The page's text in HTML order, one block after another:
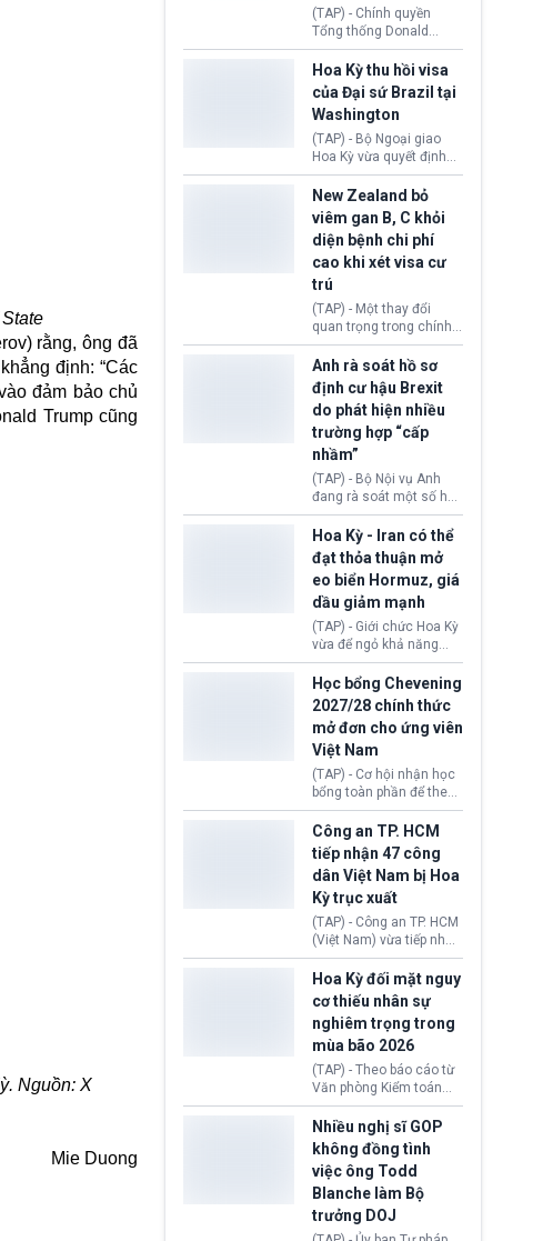
rằng, ông đã
định: “Các
đảm bảo chủ
Trump cũng
Nguồn: X
Mie Duong
(TAP) - Chính quyền
Tổng thống Donald
Trump đã hoàn trả
khoảng 100 tỷ USD thuế
quan từng thu theo Đạo
luật Quyền hạn Kinh tế
Khẩn cấp Quốc tế
(IEEPA). Động thái này
diễn ra sau phán quyết
hồi tháng 2 bởi Tòa án
Tối cao Hoa Kỳ
(SCOTUS) khi tuyên bố,
việc áp thuế diện rộng là
hoàn toàn bất hợp pháp.
Hoa Kỳ thu hồi visa
của Đại sứ Brazil tại
Washington
(TAP) - Bộ Ngoại giao
Hoa Kỳ vừa quyết định
thu hồi thị thực (visa)
của bà Maria Luiza
Ribeiro Viotti - Đại sứ
Brazil tại Washington.
Động thái trên diễn ra
trong bối cảnh tranh
chấp ngoại giao giữa
chính quyền Tổng thống
Donald Trump và chính
phủ cánh tả Tổng thống
da Silva đang leo thang
gay gắt.
New Zealand bỏ
viêm gan B, C khỏi
diện bệnh chi phí
cao khi xét visa cư
trú
(TAP) - Một thay đổi
quan trọng trong chính
sách nhập cư của New
Zealand đang mở ra
thêm cơ hội cho nhiều
người muốn định cư. Từ
nay, người mắc viêm
gan B hoặc viêm gan C
sẽ không còn bị mặc
định không đáp ứng tiêu
chuẩn sức khỏe chỉ vì
chi phí điều trị khi nộp hồ
Anh rà soát hồ sơ
định cư hậu Brexit
do phát hiện nhiều
trường hợp “cấp
nhầm”
(TAP) - Bộ Nội vụ Anh
đang rà soát một số hồ
sơ thuộc Chương trình
Định cư EU (EU
Settlement Scheme -
EUSS) sau khi xác định
có trường hợp được cấp
quy chế cư trú hậu
Brexit “do nhầm lẫn”.
Động thái này làm dấy
lên lo ngại về việc thực
thi Thỏa thuận Rút khỏi
Liên minh châu Âu
(Withdrawal
Agreement).
Hoa Kỳ - Iran có thể
đạt thỏa thuận mở
eo biển Hormuz, giá
dầu giảm mạnh
(TAP) - Giới chức Hoa Kỳ
vừa để ngỏ khả năng
sớm đạt thỏa thuận với
Iran nhằm mở lại eo biển
Hormuz, mở đường cho
việc khôi phục hoạt
động hàng hải. Những
tín hiệu ngoại giao tích
cực này lập tức tác động
đến thị trường năng
lượng, kéo giá dầu thế
giới lùi sâu xuống dưới
mức 80 USD/thùng.
Học bổng Chevening
2027/28 chính thức
mở đơn cho ứng viên
Việt Nam
(TAP) - Cơ hội nhận học
bổng toàn phần để theo
học chương trình thạc sĩ
tại Vương quốc Anh đã
chính thức quay trở lại.
Học bổng Chevening
2027/28 của Chính phủ
Anh vừa mở cổng ứng
tuyển dành riêng ứng
viên Việt Nam, hỗ trợ
toàn bộ chi phí học tập
cùng nhiều quyền lợi
trong suốt một năm
học.
Công an TP. HCM
tiếp nhận 47 công
dân Việt Nam bị Hoa
Kỳ trục xuất
(TAP) - Công an TP. HCM
(Việt Nam) vừa tiếp nhận
47 công dân Việt Nam bị
Hoa Kỳ trục xuất về
nước. Đây là đợt có số
lượng lớn nhất từ đầu
năm 2026 đến nay, phản
ánh xu hướng gia tăng
các trường hợp trục
xuất.
Hoa Kỳ đối mặt nguy
cơ thiếu nhân sự
nghiêm trọng trong
mùa bão 2026
(TAP) - Theo báo cáo từ
Văn phòng Kiểm toán
Chính phủ (GAO), Cơ
quan Quản lý Khẩn cấp
Liên bang (FEMA) thuộc
Bộ An ninh Nội địa Hoa
Kỳ (DHS) đang đối mặt
nguy cơ thiếu hụt lực
lượng trầm trọng. Điều
này cần được đặc biệt
Nhiều nghị sĩ GOP
không đồng tình
việc ông Todd
Blanche làm Bộ
trưởng DOJ